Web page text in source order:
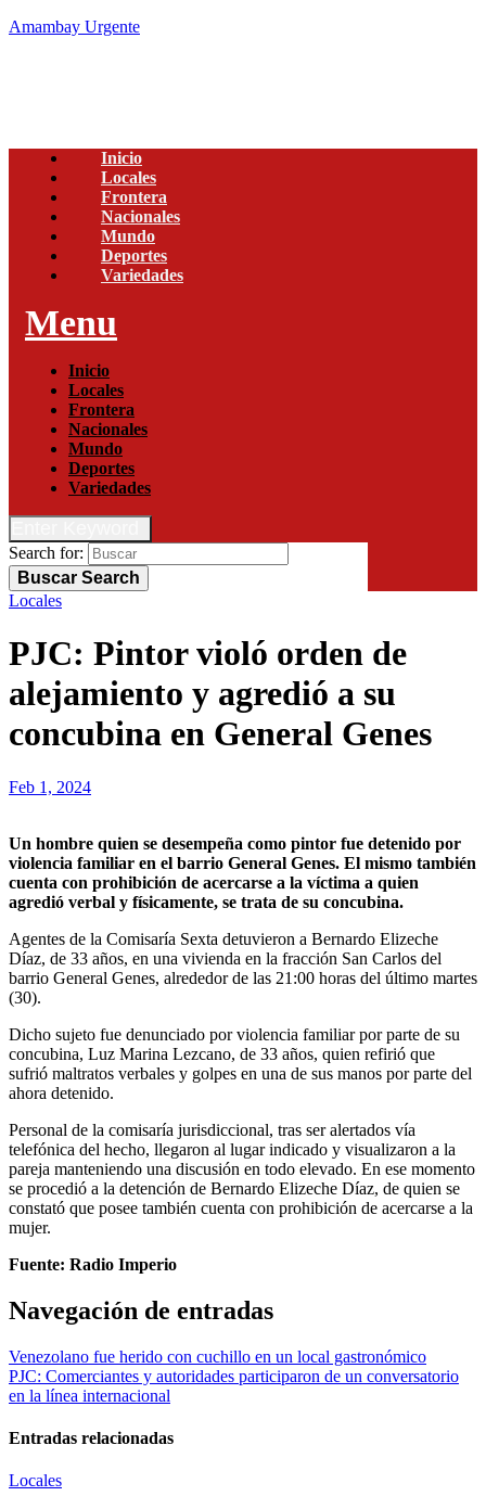
Amambay Urgente
Inicio
Locales
Frontera
Nacionales
Mundo
Deportes
Variedades
Menu
Inicio
Locales
Frontera
Nacionales
Mundo
Deportes
Variedades
Search for:
Buscar Search
Locales
PJC: Pintor violó orden de
alejamiento y agredió a su
concubina en General Genes
Feb 1, 2024
Un hombre quien se desempeña como pintor fue detenido por
violencia familiar en el barrio General Genes. El mismo también
cuenta con prohibición de acercarse a la víctima a quien
agredió verbal y físicamente, se trata de su concubina.
Agentes de la Comisaría Sexta detuvieron a Bernardo Elizeche
Díaz, de 33 años, en una vivienda en la fracción San Carlos del
barrio General Genes, alrededor de las 21:00 horas del último martes
(30).
Dicho sujeto fue denunciado por violencia familiar por parte de su
concubina, Luz Marina Lezcano, de 33 años, quien refirió que
sufrió maltratos verbales y golpes en una de sus manos por parte del
ahora detenido.
Personal de la comisaría jurisdiccional, tras ser alertados vía
telefónica del hecho, llegaron al lugar indicado y visualizaron a la
pareja manteniendo una discusión en todo elevado. En ese momento
se procedió a la detención de Bernardo Elizeche Díaz, de quien se
constató que posee también cuenta con prohibición de acercarse a la
mujer.
Fuente: Radio Imperio
Navegación de entradas
Venezolano fue herido con cuchillo en un local gastronómico
PJC: Comerciantes y autoridades participaron de un conversatorio
en la línea internacional
Entradas relacionadas
Locales